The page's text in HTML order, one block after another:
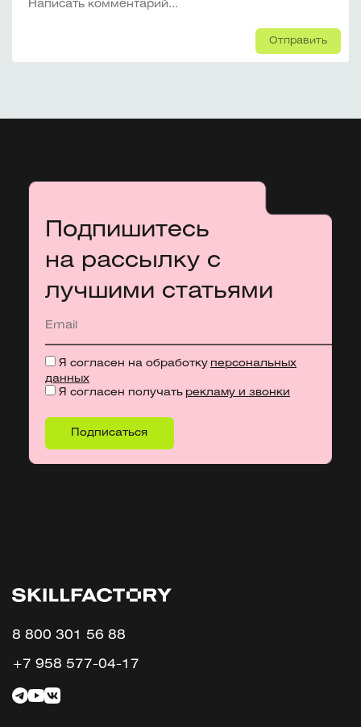
Отправить
Подпишитесь
на рассылку с
лучшими статьями
Я согласен на обработку персональных
данных
Я согласен получать рекламу и звонки
8 800 301 56 88
+7 958 577-04-17